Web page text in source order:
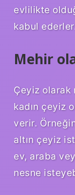
evlilikte
kabul
Mehir
Çeyiz olarak
kadın çeyiz
verir.
altın çeyiz
ev, araba
nesne